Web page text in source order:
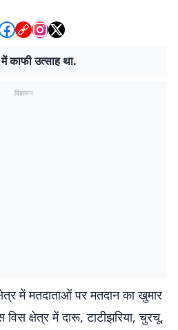
काफी उत्साह था.
विज्ञापन
में मतदाताओं पर मतदान का खुमार
क्षेत्र में दारू, टाटीझरिया, चुरचू,